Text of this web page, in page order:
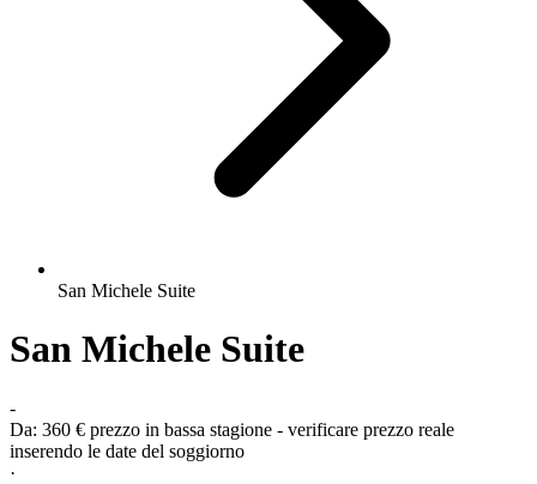
San Michele Suite
San Michele Suite
-
Da: 360 € prezzo in bassa stagione - verificare prezzo reale
inserendo le date del soggiorno
·